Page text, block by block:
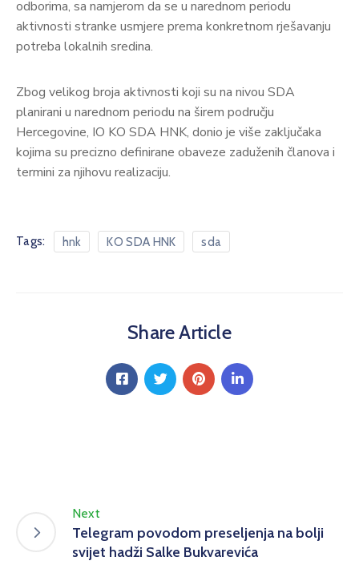
odborima, sa namjerom da se u narednom periodu
aktivnosti stranke usmjere prema konkretnom rješavanju
potreba lokalnih sredina.
Zbog velikog broja aktivnosti koji su na nivou SDA
planirani u narednom periodu na širem području
Hercegovine, IO KO SDA HNK, donio je više zaključaka
kojima su precizno definirane obaveze zaduženih članova i
termini za njihovu realizaciju.
Tags: hnk KO SDA HNK sda
Share Article
Next
Telegram povodom preseljenja na bolji
svijet hadži Salke Bukvarevića